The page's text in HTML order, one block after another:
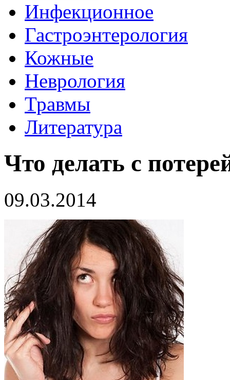
Инфекционное
Гастроэнтерология
Кожные
Неврология
Травмы
Литература
Что делать с
09.03.2014